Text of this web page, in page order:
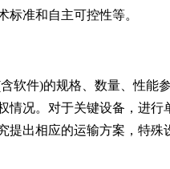
标准和自主可控性等。
软件)的规格、数量、性能
情况。对于关键设备，进
提出相应的运输方案，特殊